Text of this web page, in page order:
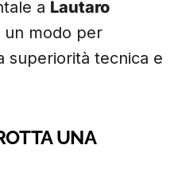
un modo per
superiorità tecnica e
UNA